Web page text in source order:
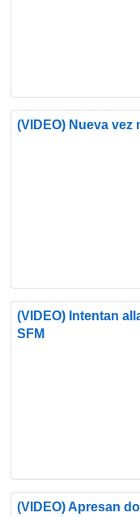
(VIDEO) Nueva vez
(VIDEO) Intentan
SFM
(VIDEO) Apresan